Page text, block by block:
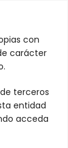
con
carácter
terceros
entidad
acceda